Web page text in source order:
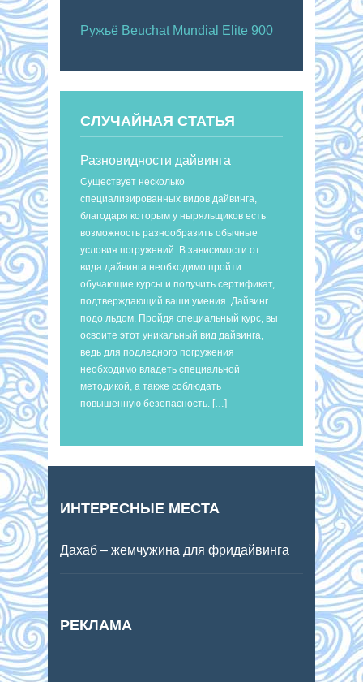
Ружьё Beuchat Mundial Elite 900
СЛУЧАЙНАЯ СТАТЬЯ
Разновидности дайвинга
Существует несколько
специализированных видов дайвинга,
благодаря которым у ныряльщиков есть
возможность разнообразить обычные
условия погружений. В зависимости от
вида дайвинга необходимо пройти
обучающие курсы и получить сертификат,
подтверждающий ваши умения. Дайвинг
подо льдом. Пройдя специальный курс, вы
освоите этот уникальный вид дайвинга,
ведь для подледного погружения
необходимо владеть специальной
методикой, а также соблюдать
повышенную безопасность. […]
ИНТЕРЕСНЫЕ МЕСТА
Дахаб – жемчужина для фридайвинга
РЕКЛАМА